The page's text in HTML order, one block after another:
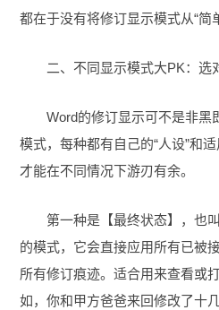
都在于没有将修订显示模式从“简
二、不同显示模式大PK：选
Word的修订显示可不是非黑
模式，每种都有自己的“人设”和
才能在不同情况下游刃有余。
第一种是【最终状态】，也
的模式，它会直接应用所有已被
所有修订痕迹。适合用来查看或
如，你和甲方爸爸来回修改了十